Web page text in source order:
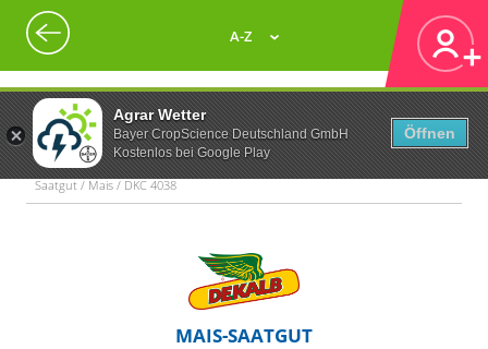
Agrar Wetter
Bayer CropScience Deutschland GmbH
Kostenlos bei Google Play
Öffnen
A-Z
Saatgut / Mais / DKC 4038
MAIS-SAATGUT